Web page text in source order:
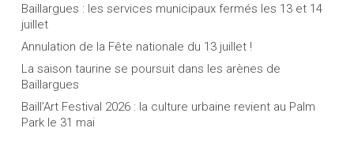
Baillargues : les services municipaux fermés les 13 et 14
juillet
Annulation de la Fête nationale du 13 juillet !
La saison taurine se poursuit dans les arènes de
Baillargues
Baill’Art Festival 2026 : la culture urbaine revient au Palm
Park le 31 mai